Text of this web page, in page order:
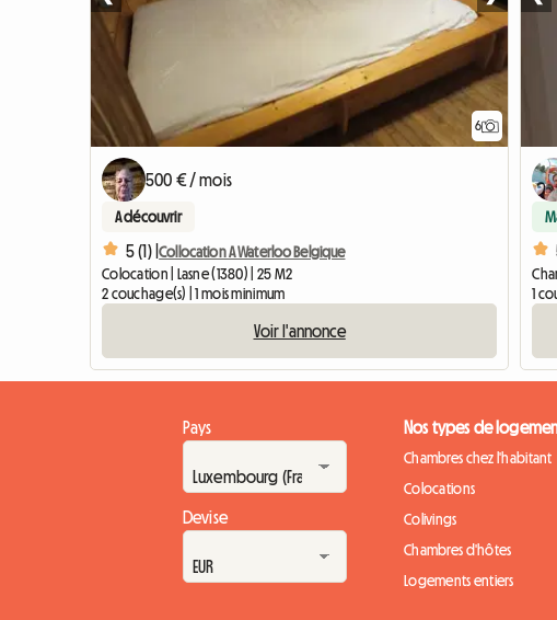
6
500 € / mois
A découvrir
5 (1) |Collocation A Waterloo Belgique
Colocation | Lasne (1380) | 25 M2
2 couchage(s) | 1 mois minimum
Voir l'annonce
1
Pays
Devise
Nos types de
Chambres chez l'habitant
Colocations
Colivings
Chambres d'hôtes
Logements entiers